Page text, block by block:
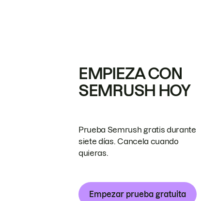
EMPIEZA CON
SEMRUSH HOY
Prueba Semrush gratis durante
siete días. Cancela cuando
quieras.
Empezar prueba gratuita